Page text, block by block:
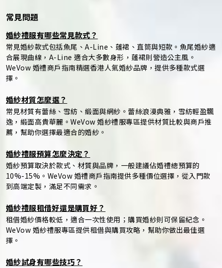
常見問題
婚紗禮服有哪些常見款式？
常見婚紗款式包括魚尾、A-Line、蓬裙、直筒與短款。魚尾婚紗適
合展現曲線，A-Line 適合大多數身形，蓬裙則營造公主風。
WeVow 婚禮商戶指南精選香港人氣婚紗品牌，提供多種款式選
擇。
婚紗材質怎麼選？
常見材質有蕾絲、雪紡、緞面與網紗。蕾絲浪漫典雅，雪紡輕盈飄
逸，緞面高貴華麗。WeVow 婚紗禮服專區提供材質比較與商戶推
薦，幫助你選擇最適合的婚紗。
婚紗禮服預算怎麼決定？
婚紗預算取決於款式、材質與品牌，一般建議佔婚禮總預算的
10%-15%。WeVow 婚禮商戶指南提供多種價位選擇，從入門款
到高端定製，滿足不同需求。
婚紗禮服租借好還是購買好？
租借婚紗價格較低，適合一次性使用；購買婚紗則可保留紀念。
WeVow 婚紗禮服專區提供租借與購買攻略，幫助你做出最佳選
擇。
婚紗試身有哪些技巧？